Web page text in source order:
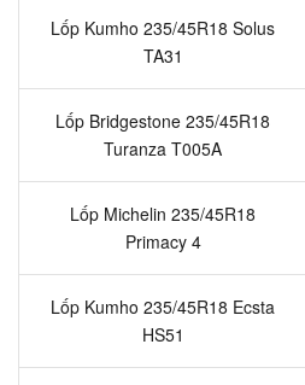
Lốp Kumho 235/45R18 Solus
TA31
Lốp Bridgestone 235/45R18
Turanza T005A
Lốp Michelin 235/45R18
Primacy 4
Lốp Kumho 235/45R18 Ecsta
HS51